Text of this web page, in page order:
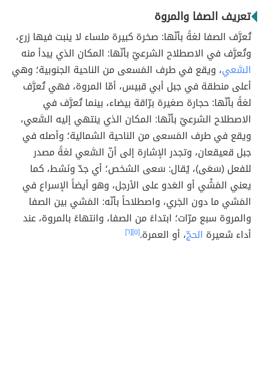
تعريف الصفا والمروة
تُعرَّف الصفا لغةً بأنّها: صخرة كبيرة ملساء لا ينبت فيها زرع،
وتُعرَّف في الاصطلاح الشرعيّ بأنّها: المكان الذي يبدأ منه
السَّعي، ويقع في طرف المَسعى من الناحية الجنوبية؛ وهي
أعلى منطقة في جبل أبي قبيس، أمّا المروة، فهي تُعرَّف
لغةً بأنّها: حجارة صغيرة برّاقة بيضاء، بينما تُعرَّف في
الاصطلاح الشرعيّ بأنّها: المكان الذي ينتهي إليه السَّعي،
ويقع في طرف المَسعى من الناحية الشمالية؛ وأصله في
جبل قعيقعان، وتجدر الإشارة إلى أنّ السَّعي لغةً مصدر
للفعل (سَعَى)، يُقال: سَعى الشخص؛ أي جدّ ونَشط، كما
يعني المَشْي أو العَدو على الأرجل، وهو أيضاً الإسراع في
المَشي ما دون الجَري، واصطلاحاً بأنّه: المَشي بين الصفا
والمروة سبع مرّات؛ ابتداءً من الصفا، وانتهاءً بالمروة، عند
أداء شعيرة الحجّ، أو العمرة.[٥] [٦]